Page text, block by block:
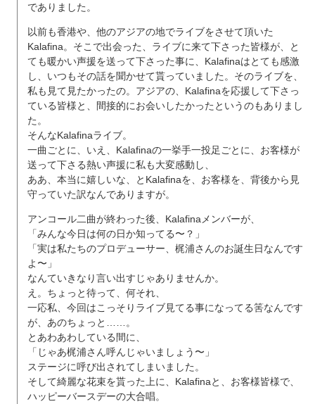
でありました。
以前も香港や、他のアジアの地でライブをさせて頂いた
Kalafina。そこで出会った、ライブに来て下さった皆様が、と
ても暖かい声援を送って下さった事に、Kalafinaはとても感激
し、いつもその話を聞かせて貰っていました。そのライブを、
私も見て見たかったの。アジアの、Kalafinaを応援して下さっ
ている皆様と、間接的にお会いしたかったというのもありまし
た。
そんなKalafinaライブ。
一曲ごとに、いえ、Kalafinaの一挙手一投足ごとに、お客様が
送って下さる熱い声援に私も大変感動し、
ああ、本当に嬉しいな、とKalafinaを、お客様を、背後から見
守っていた訳なんでありますが。
アンコール二曲が終わった後、Kalafinaメンバーが、
「みんな今日は何の日か知ってる〜？」
「実は私たちのプロデューサー、梶浦さんのお誕生日なんです
よ〜」
なんていきなり言い出すじゃありませんか。
え。ちょっと待って、何それ、
一応私、今回はこっそりライブ見てる事になってる筈なんです
が、あのちょっと……。
とあわあわしている間に、
「じゃあ梶浦さん呼んじゃいましょう〜」
ステージに呼び出されてしまいました。
そして綺麗な花束を貰った上に、Kalafinaと、お客様皆様で、
ハッピーバースデーの大合唱。